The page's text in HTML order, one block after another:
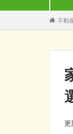
不動
更